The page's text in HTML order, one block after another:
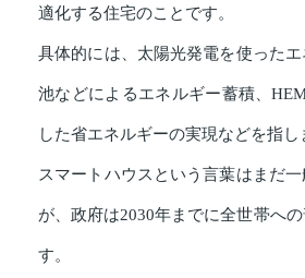
適化する住宅のことです。
具体的には、太陽光発電を使った
池などによるエネルギー蓄積、
した省エネルギーの実現などを指し
スマートハウスという言葉はまだ
が、政府は2030年までに全世帯へ
す。